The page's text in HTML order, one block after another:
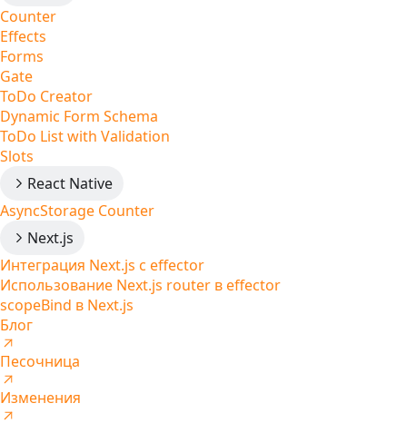
Counter
Effects
Forms
Gate
ToDo Creator
Dynamic Form Schema
ToDo List with Validation
Slots
React Native
AsyncStorage Counter
Next.js
Интеграция Next.js с effector
Использование Next.js router в effector
scopeBind в Next.js
Блог
Песочница
Изменения